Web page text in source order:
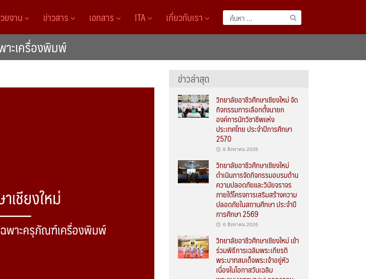
ค้นหา
สำหรับ:
ยงาน ข่าวสาร เอกสาร ITA เกี่ยวกับเรา
ะเครื่องพิมพ์
ข่าวล่าสุด
วิทยาลัยอาชีวศึกษาเชียงใหม่ จัด
กิจกรรมการเลือกตั้งนายก
องค์การนักวิชาชีพแห่ง
ประเทศไทย ประจำปีการศึกษา
2570
6 สิงหาคม 2026
วิทยาลัยอาชีวศึกษาเชียงใหม่
ดำเนินการจัดกิจกรรมอบรมด้าน
ความปลอดภัยและวินัยจราจร
ภายใต้โครงการเสริมสร้างความ
ปลอดภัยในสถานศึกษา ประจำปี
การศึกษา 2569
6 สิงหาคม 2026
วิทยาลัยอาชีวศึกษาเชียงใหม่ เข้า
ร่วมพิธีการเฉลิมพระเกียรติ
พระบาทสมเด็จพระเจ้าอยู่หัว
เนื่องในโอกาสวันเฉลิม